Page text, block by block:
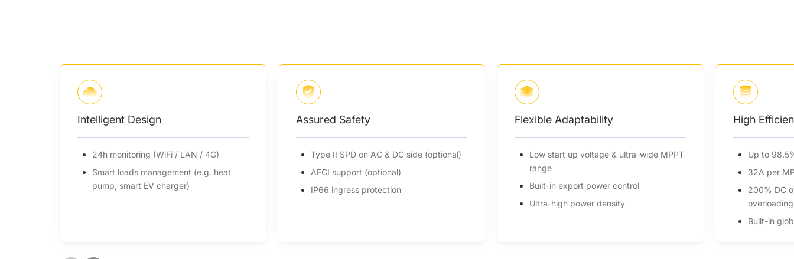
Assured Safety
Type II SPD on AC & DC side (optional)
AFCI support (optional)
IP66 ingress protection
Flexible Adaptability
Low start up voltage & ultra-wide MPPT
Built-in export power control
High Efficiency
Up to 98.5% efficiency
32A per MPP tracker
200% DC oversizing & 110% AC
overloading output